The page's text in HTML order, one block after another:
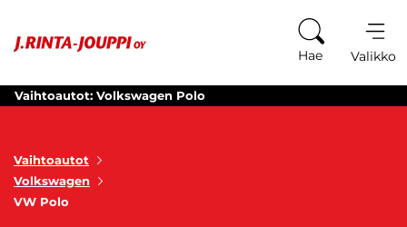
Hae Valikko
Vaihtoautot: Volkswagen Polo
Vaihtoautot
Volkswagen
VW Polo